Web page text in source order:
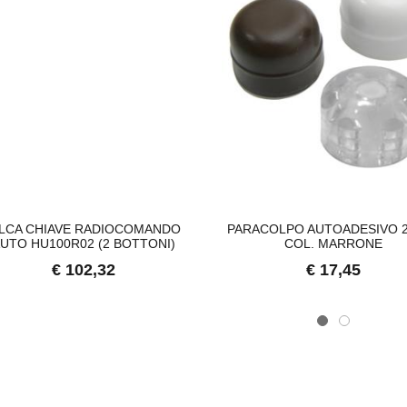
SUPREMA CATENA LUMINOSA SOLARE, 20
CHIAVE RADIOCOMANDO
HU100R02 (2 BOTTONI)
€ 102,32
PARACOLPO AUTOADESIVO
COL. MARRONE
€ 17,45